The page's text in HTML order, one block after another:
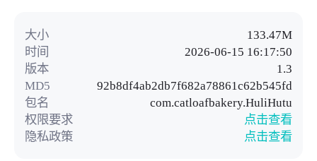
大小
133.47M
时间
2026-06-15 16:17:50
版本
1.3
MD5
92b8df4ab2db7f682a78861c62b545fd
包名
com.catloafbakery.HuliHutu
权限要求
点击查看
隐私政策
点击查看